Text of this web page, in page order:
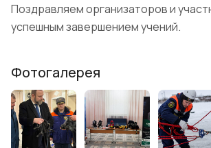
Поздравляем организаторов и
успешным завершением учений.
Фотогалерея